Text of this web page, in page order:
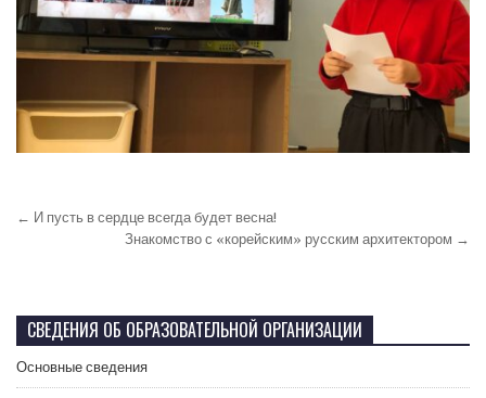
← И пусть в сердце всегда будет весна!
Знакомство с «корейским» русским архитектором →
СВЕДЕНИЯ ОБ ОБРАЗОВАТЕЛЬНОЙ ОРГАНИЗАЦИИ
Основные сведения